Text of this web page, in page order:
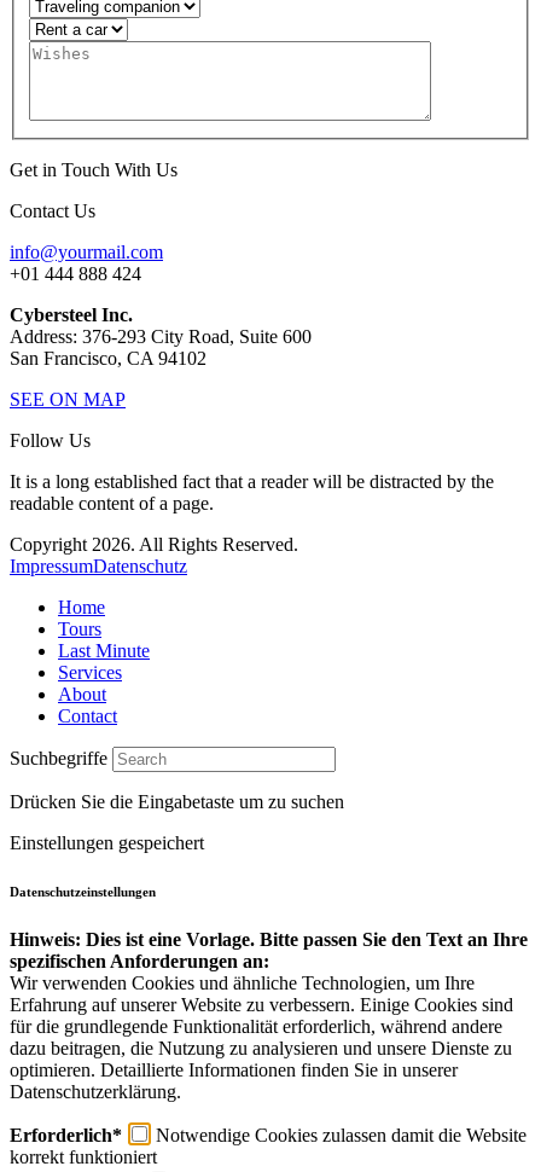
Get in Touch With Us
Contact Us
info@yourmail.com
+01 444 888 424
Cybersteel Inc.
Address: 376-293 City Road, Suite 600
San Francisco, CA 94102
SEE ON MAP
Follow Us
It is a long established fact that a reader will be distracted by the
readable content of a page.
Copyright 2026. All Rights Reserved.
ImpressumDatenschutz
Home
Tours
Last Minute
Services
About
Contact
Suchbegriffe
Drücken Sie die Eingabetaste um zu suchen
Einstellungen gespeichert
Datenschutzeinstellungen
Hinweis: Dies ist eine Vorlage. Bitte passen Sie den Text an Ihre
spezifischen Anforderungen an:
Wir verwenden Cookies und ähnliche Technologien, um Ihre
Erfahrung auf unserer Website zu verbessern. Einige Cookies sind
für die grundlegende Funktionalität erforderlich, während andere
dazu beitragen, die Nutzung zu analysieren und unsere Dienste zu
optimieren. Detaillierte Informationen finden Sie in unserer
Datenschutzerklärung.
Erforderlich*
Notwendige Cookies zulassen damit die Website
korrekt funktioniert